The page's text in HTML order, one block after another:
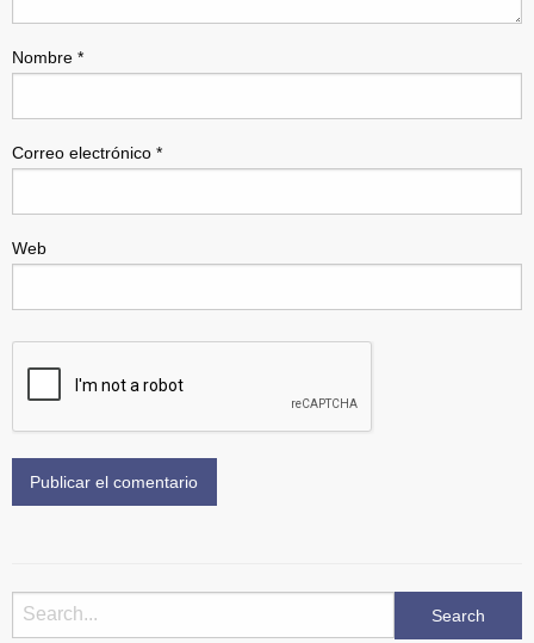
Nombre *
Correo electrónico *
Web